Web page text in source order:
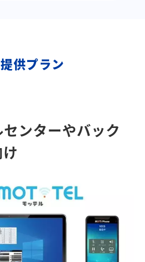
提供プラン
ンターやバック